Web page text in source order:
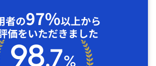
者の97%以上から
価をいただきました